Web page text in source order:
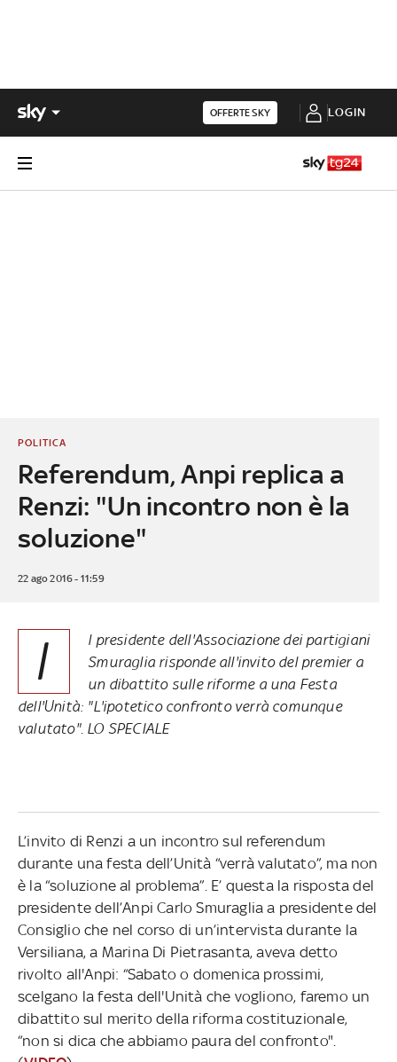
OFFERTE SKY LOGIN
Referendum, Anpi replica a
Renzi: "Un incontro non è la
soluzione"
POLITICA
22 ago 2016 - 11:59
I
l presidente dell'Associazione dei partigiani
Smuraglia risponde all'invito del premier a
un dibattito sulle riforme a una Festa
dell'Unità: "L'ipotetico confronto verrà comunque
valutato". LO SPECIALE
L’invito di Renzi a un incontro sul referendum
durante una festa dell’Unità “verrà valutato”, ma non
è la “soluzione al problema”. E’ questa la risposta del
presidente dell’Anpi Carlo Smuraglia a presidente del
Consiglio che nel corso di un’intervista durante la
Versiliana, a Marina Di Pietrasanta, aveva detto
rivolto all'Anpi: “Sabato o domenica prossimi,
scelgano la festa dell'Unità che vogliono, faremo un
dibattito sul merito della riforma costituzionale,
“non si dica che abbiamo paura del confronto".